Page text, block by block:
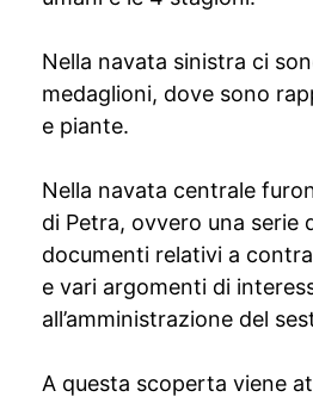
Nella navata sinistra ci
medaglioni, dove sono
e piante.
Nella navata centrale
di Petra, ovvero una serie
documenti relativi a
e vari argomenti di
all’amministrazione del
A questa scoperta viene